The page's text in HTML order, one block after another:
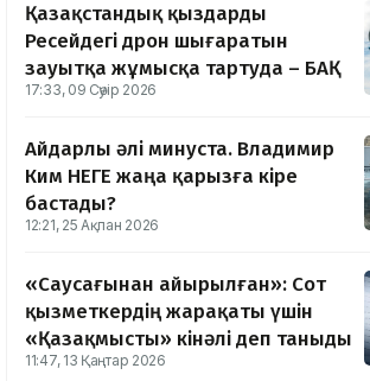
Қазақстандық қыздарды
Ресейдегі дрон шығаратын
зауытқа жұмысқа тартуда – БАҚ
17:33, 09 Сәуір 2026
Айдарлы әлі минуста. Владимир
Ким НЕГЕ жаңа қарызға кіре
бастады?
12:21, 25 Ақпан 2026
«Саусағынан айырылған»: Сот
қызметкердің жарақаты үшін
«Қазақмысты» кінәлі деп таныды
11:47, 13 Қаңтар 2026